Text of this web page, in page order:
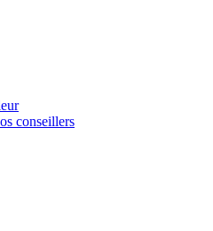
conseillers